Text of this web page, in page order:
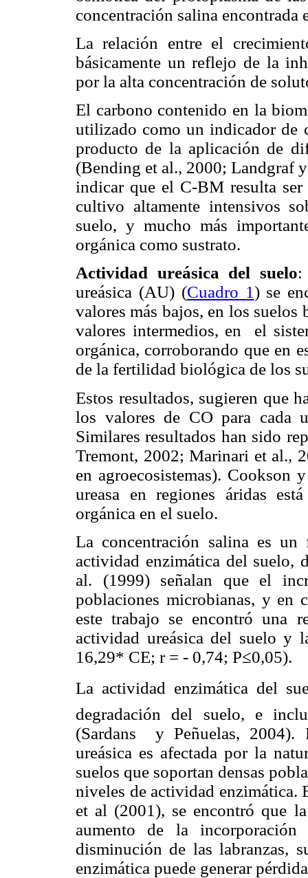
concentración salina encontrada
La relación entre el
básicamente un reflejo de la
por la alta concentración de
El carbono contenido en la
utilizado como un indicador de
producto de la aplicación de
(Bending et al., 2000; Landgraf
indicar que el C-BM resulta
cultivo altamente intensivos
suelo, y mucho más
orgánica como sustrato.
Actividad ureásica del suelo:
ureásica (AU) (Cuadro 1) se
valores más bajos, en los
valores intermedios, en el
orgánica, corroborando que en
de la fertilidad biológica de los
Estos resultados, sugieren que
los valores de CO para cada
Similares resultados han sido
Tremont, 2002; Marinari et al.,
en agroecosistemas).
ureasa en regiones áridas
orgánica en el suelo.
La concentración salina es un
actividad enzimática del suelo,
al. (1999) señalan que el
poblaciones microbianas, y en
este trabajo se encontró una
actividad ureásica del suelo y
16,29* CE; r = - 0,74; P≤0,05).
La actividad enzimática del
degradación del suelo, e
(Sardans y Peñuelas, 2004).
ureásica es afectada por la
suelos que soportan densas
niveles de actividad enzimática.
et al (2001), se encontró que
aumento de la
disminución de las labranzas,
enzimática puede generar